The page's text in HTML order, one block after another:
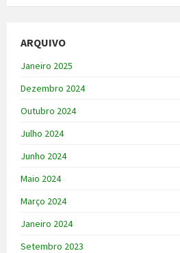
ARQUIVO
Janeiro 2025
Dezembro 2024
Outubro 2024
Julho 2024
Junho 2024
Maio 2024
Março 2024
Janeiro 2024
Setembro 2023